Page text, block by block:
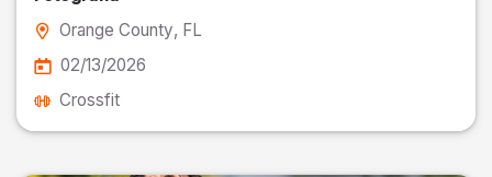
Orange County, FL
02/13/2026
Crossfit